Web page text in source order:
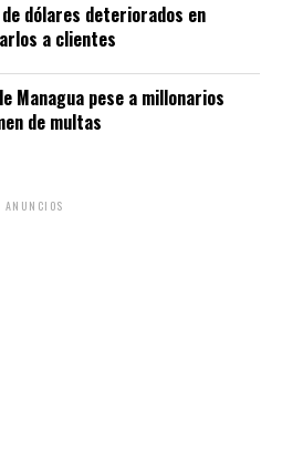
dólares deteriorados en
a clientes
Managua pese a millonarios
de multas
ANUNCIOS